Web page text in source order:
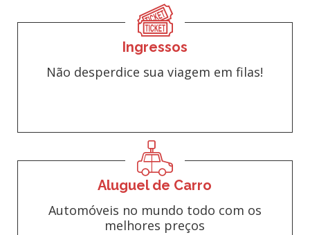
Ingressos
Não desperdice sua viagem em filas!
Aluguel de Carro
Automóveis no mundo todo com os
melhores preços